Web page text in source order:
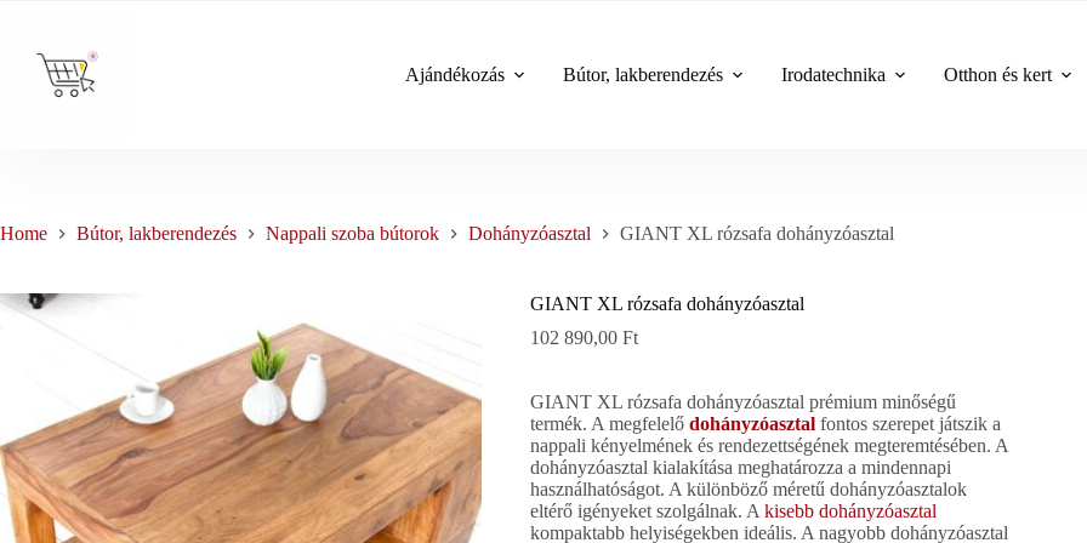
content
Ajándékozás
Bútor, lakberendezés Irodatechnika Otthon és kert
Home Bútor, lakberendezés Nappali szoba bútorok Dohányzóasztal GIANT XL rózsafa dohányzóasztal
GIANT XL rózsafa dohányzóasztal
102 890,00Ft
GIANT XL rózsafa dohányzóasztal prémium minőségű
termék. A megfelelődohányzóasztal fontos szerepet játszik a
nappali kényelmének és rendezettségének megteremtésében. A
dohányzóasztal kialakítása meghatározza a mindennapi
használhatóságot. A különböző méretű dohányzóasztalok
eltérő igényeket szolgálnak. Akisebb dohányzóasztal
kompaktabb helyiségekben ideális. A nagyobb dohányzóasztal